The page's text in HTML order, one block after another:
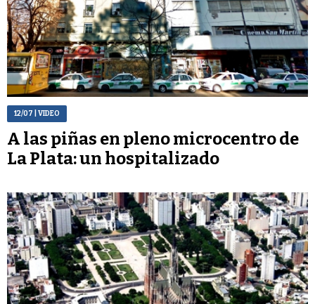
12/07 | VIDEO
A las piñas en pleno microcentro de
La Plata: un hospitalizado